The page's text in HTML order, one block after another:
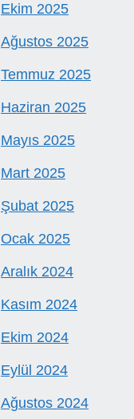
Ekim 2025
Ağustos 2025
Temmuz 2025
Haziran 2025
Mayıs 2025
Mart 2025
Şubat 2025
Ocak 2025
Aralık 2024
Kasım 2024
Ekim 2024
Eylül 2024
Ağustos 2024